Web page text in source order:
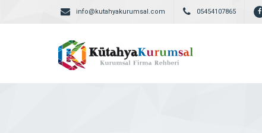
info@kutahyakurumsal.com 05454107865